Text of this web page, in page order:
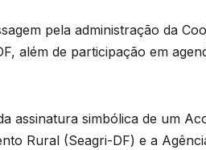
pela administração da
além de participação em
assinatura simbólica de um
Rural (Seagri-DF) e a